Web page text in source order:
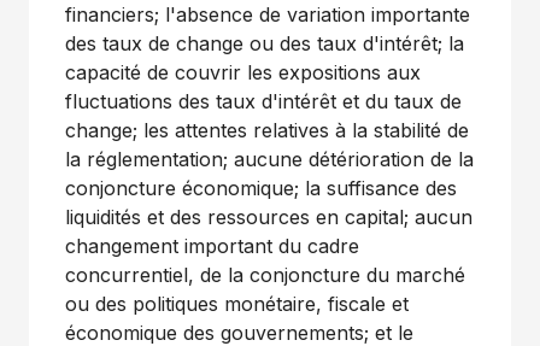
financiers; l'absence de variation importante
des taux de change ou des taux d'intérêt; la
capacité de couvrir les expositions aux
fluctuations des taux d'intérêt et du taux de
change; les attentes relatives à la stabilité de
la réglementation; aucune détérioration de la
conjoncture économique; la suffisance des
liquidités et des ressources en capital; aucun
changement important du cadre
concurrentiel, de la conjoncture du marché
ou des politiques monétaire, fiscale et
économique des gouvernements; et le